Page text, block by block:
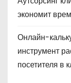
экономит
Онлайн-
инструмент
посетителя в